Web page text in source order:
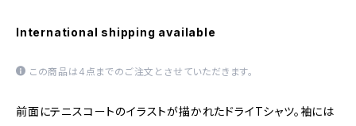
International shipping available
この商品は4点までのご注文とさせていただきます。
前面にテニスコートのイラストが描かれたドライTシャツ。袖には